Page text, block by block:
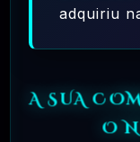
08 -
09 - OQUE É
NORMA
adquiriu
A SUA
O